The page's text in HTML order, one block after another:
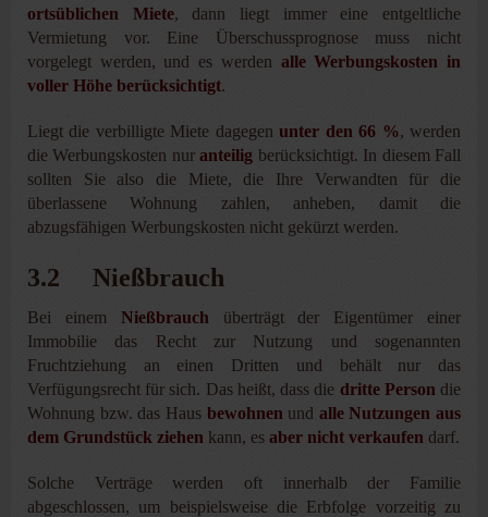
ortsüblichen Miete, dann liegt immer eine entgeltliche
Vermietung vor. Eine Überschussprognose muss nicht
vorgelegt werden, und es werden alle Werbungskosten in
voller Höhe berücksichtigt.
Liegt die verbilligte Miete dagegenunter den 66 %, werden
die Werbungskosten nuranteilig berücksichtigt. In diesem Fall
sollten Sie also die Miete, die Ihre Verwandten für die
überlassene Wohnung zahlen, anheben, damit die
abzugsfähigen Werbungskosten nicht gekürzt werden.
3.2 Nießbrauch
Bei einem Nießbrauch überträgt der Eigentümer einer
Immobilie das Recht zur Nutzung und sogenannten
Fruchtziehung an einen Dritten und behält nur das
Verfügungsrecht für sich. Das heißt, dass die dritte Person die
Wohnung bzw. das Haus bewohnen und alle Nutzungen aus
dem Grundstück ziehen kann, es aber nicht verkaufen darf.
Solche Verträge werden oft innerhalb der Familie
abgeschlossen, um beispielsweise die Erbfolge vorzeitig zu